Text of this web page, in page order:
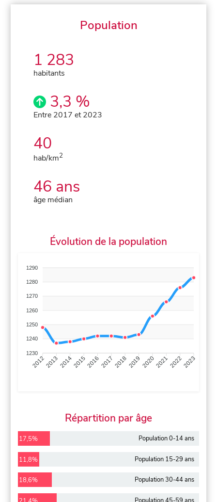
Population
1 283
habitants
3,3 %
Entre 2017 et 2023
40
hab/km2
46 ans
âge médian
Évolution de la population
1290
1280
1270
1260
1250
1240
1230
201220132014201520162017 20182019 2020202120222023
Répartition par âge
17,5% Population 0-14 ans
11,8% Population 15-29 ans
18,6% Population 30-44 ans